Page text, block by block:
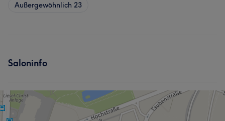
Außergewöhnlich 23
Saloninfo